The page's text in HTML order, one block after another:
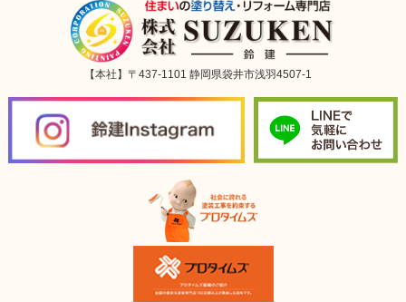
【本社】〒437-1101 静岡県袋井市浅羽4507-1